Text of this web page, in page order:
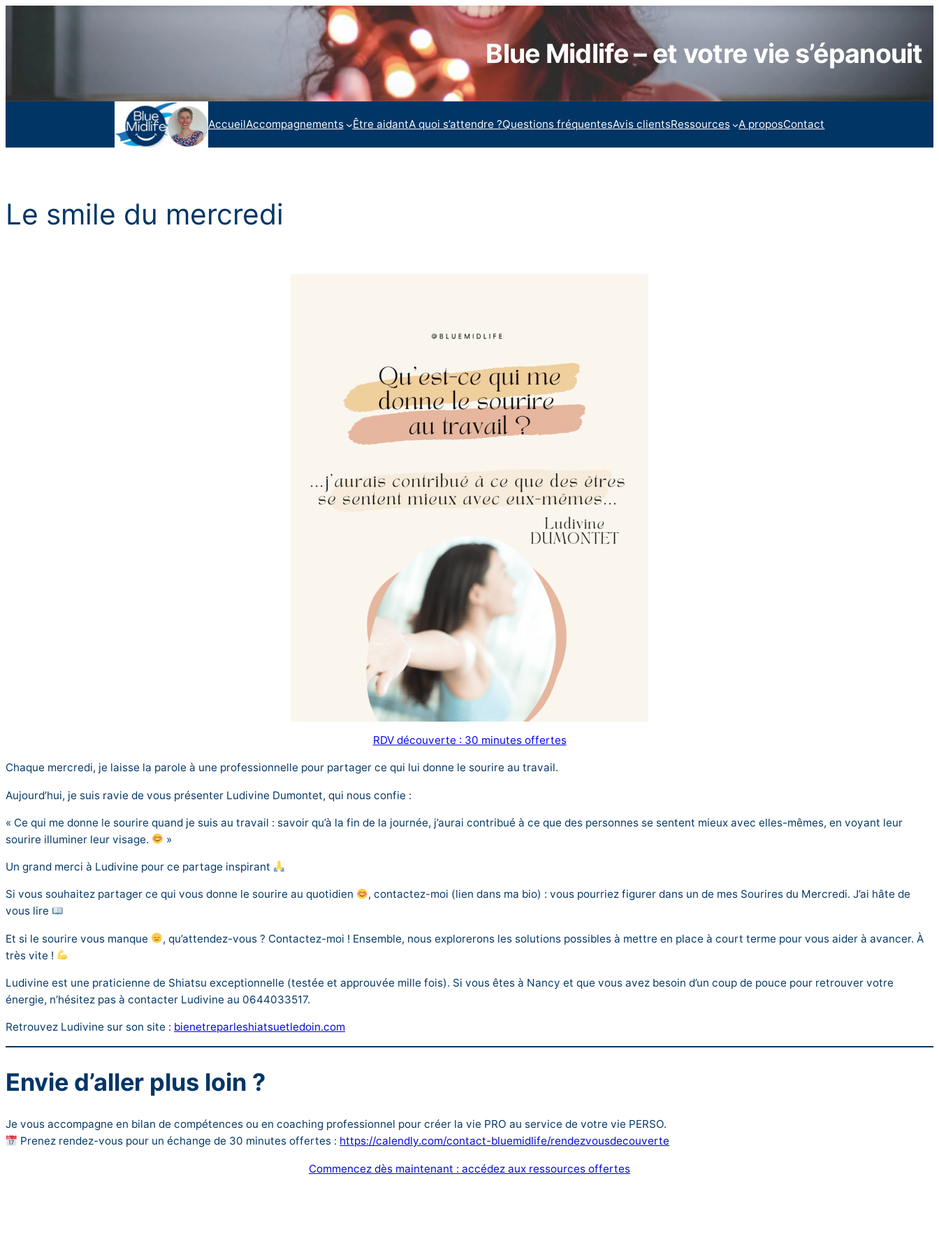
Blue Midlife – et votre vie s’épanouit
AccueilAccompagnements Être aidantA quoi s’attendre ?Questions fréquentesAvis clientsRessources A proposContact
Le smile du mercredi
RDV découverte : 30 minutes offertes
Chaque mercredi, je laisse la parole à une professionnelle pour partager ce qui lui donne le sourire au travail.
Aujourd’hui, je suis ravie de vous présenter Ludivine Dumontet, qui nous confie :
« Ce qui me donne le sourire quand je suis au travail : savoir qu’à la fin de la journée, j’aurai contribué à ce que des personnes se sentent mieux avec elles-mêmes, en voyant leur
sourire illuminer leur visage.
»
Un grand merci à Ludivine pour ce partage inspirant
Si vous souhaitez partager ce qui vous donne le sourire au quotidien
, contactez-moi (lien dans ma bio) : vous pourriez figurer dans un de mes Sourires du Mercredi. J’ai hâte de
vous lire
Et si le sourire vous manque
, qu’attendez-vous ? Contactez-moi ! Ensemble, nous explorerons les solutions possibles à mettre en place à court terme pour vous aider à avancer. À
très vite !
Ludivine est une praticienne de Shiatsu exceptionnelle (testée et approuvée mille fois). Si vous êtes à Nancy et que vous avez besoin d’un coup de pouce pour retrouver votre
énergie, n’hésitez pas à contacter Ludivine au 0644033517.
Retrouvez Ludivine sur son site : bienetreparleshiatsuetledoin.com
Envie d’aller plus loin ?
Je vous accompagne en bilan de compétences ou en coaching professionnel pour créer la vie PRO au service de votre vie PERSO.
Prenez rendez-vous pour un échange de 30 minutes offertes : https://calendly.com/contact-bluemidlife/rendezvousdecouverte
Commencez dès maintenant : accédez aux ressources offertes